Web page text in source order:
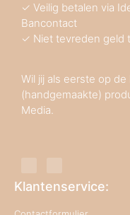
✓ Veilig betalen via
Bancontact
✓ Niet tevreden geld
Wil jij als eerste op
(handgemaakte)
Media.
Klantenservice: